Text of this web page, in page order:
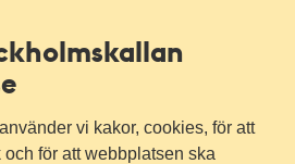
vi kakor, cookies, för att
för att webbplatsen ska